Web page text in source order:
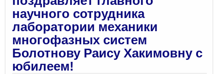
научного сотрудника
лаборатории механики
многофазных систем
Болотнову Раису Хакимовну с
юбилеем!